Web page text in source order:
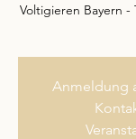
Voltigieren Bayern
Anmeldung